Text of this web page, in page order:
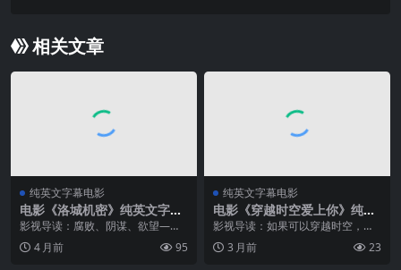
相关文章
纯英文字幕电影
电影《洛城机密》纯英文字幕
高清MP4下载
影视导读：腐败、阴谋、欲望——
天使之城的黑暗真相，比任何案件
都复杂。 本片由著名导演柯蒂斯·汉
4 月前 95
纯英文字幕电影
电影《穿越时空爱上你》纯英
文字幕MP4下载
影视导读：如果可以穿越时空，你
最想回到哪个年代？《穿越时空爱
上你》用一个荒诞却又无比浪漫的
3 月前 23